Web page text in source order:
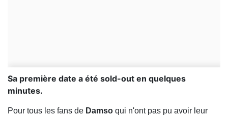
Sa première date a été sold-out en quelques
minutes.
Pour tous les fans de Damso qui n'ont pas pu avoir leur